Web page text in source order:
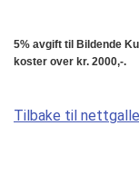
5% avgift til Bildende
koster over kr. 2000,-.
Tilbake til